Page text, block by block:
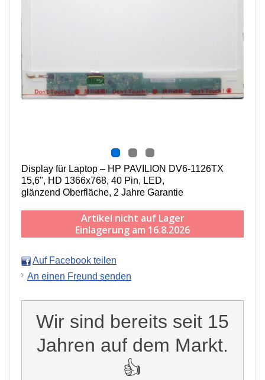
Display für Laptop – HP PAVILION DV6-1126TX
15,6", HD 1366x768, 40 Pin, LED,
g länzend Oberfläche, 2 Jahre Garantie
Artikel nicht auf Lager
Einlagerung am 16.8.2026
Auf Facebook teilen
An einen Freund senden
Wir sind bereits seit 15
Jahren auf dem Markt.
👍